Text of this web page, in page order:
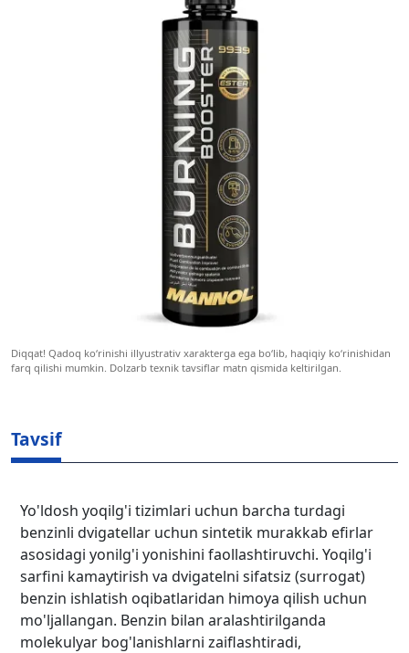
Diqqat! Qadoq ko‘rinishi illyustrativ xarakterga ega bo‘lib, haqiqiy ko‘rinishidan
farq qilishi mumkin. Dolzarb texnik tavsiflar matn qismida keltirilgan.
Tavsif
Yo'ldosh yoqilg'i tizimlari uchun barcha turdagi
benzinli dvigatellar uchun sintetik murakkab efirlar
asosidagi yonilg'i yonishini faollashtiruvchi. Yoqilg'i
sarfini kamaytirish va dvigatelni sifatsiz (surrogat)
benzin ishlatish oqibatlaridan himoya qilish uchun
mo'ljallangan. Benzin bilan aralashtirilganda
molekulyar bog'lanishlarni zaiflashtiradi,